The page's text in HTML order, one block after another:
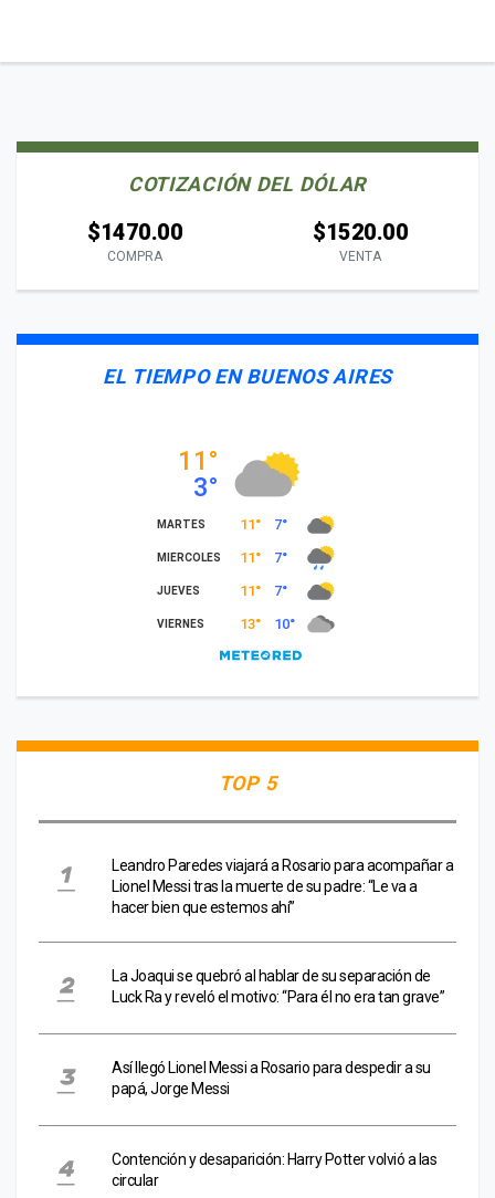
COTIZACIÓN DEL DÓLAR
$1470.00
COMPRA
$1520.00
VENTA
EL TIEMPO EN BUENOS AIRES
TOP 5
Leandro Paredes viajará a Rosario para acompañar a
Lionel Messi tras la muerte de su padre: “Le va a
hacer bien que estemos ahí”
La Joaqui se quebró al hablar de su separación de
Luck Ra y reveló el motivo: “Para él no era tan grave”
Así llegó Lionel Messi a Rosario para despedir a su
papá, Jorge Messi
Contención y desaparición: Harry Potter volvió a las
circular